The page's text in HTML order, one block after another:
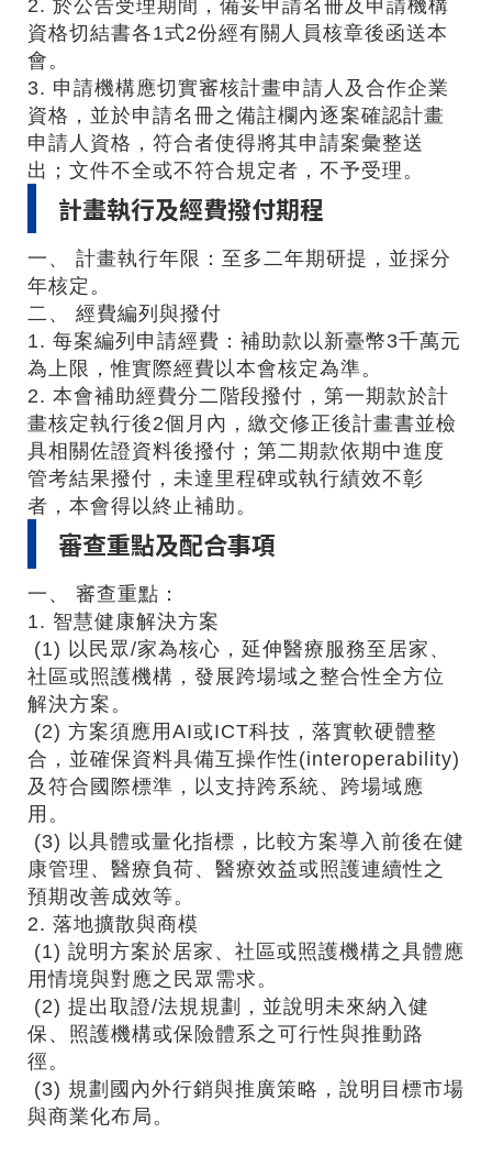
2. 於公告受理期間，備妥申請名冊及申請機構
資格切結書各1式2份經有關人員核章後函送本
會。
3. 申請機構應切實審核計畫申請人及合作企業
資格，並於申請名冊之備註欄內逐案確認計畫
申請人資格，符合者使得將其申請案彙整送
出；文件不全或不符合規定者，不予受理。
計畫執行及經費撥付期程
一、 計畫執行年限：至多二年期研提，並採分
年核定。
二、 經費編列與撥付
1. 每案編列申請經費：補助款以新臺幣3千萬元
為上限，惟實際經費以本會核定為準。
2. 本會補助經費分二階段撥付，第一期款於計
畫核定執行後2個月內，繳交修正後計畫書並檢
具相關佐證資料後撥付；第二期款依期中進度
管考結果撥付，未達里程碑或執行績效不彰
者，本會得以終止補助。
審查重點及配合事項
一、 審查重點：
1. 智慧健康解決方案
(1) 以民眾/家為核心，延伸醫療服務至居家、
社區或照護機構，發展跨場域之整合性全方位
解決方案。
(2) 方案須應用AI或ICT科技，落實軟硬體整
合，並確保資料具備互操作性(interoperability)
及符合國際標準，以支持跨系統、跨場域應
用。
(3) 以具體或量化指標，比較方案導入前後在健
康管理、醫療負荷、醫療效益或照護連續性之
預期改善成效等。
2. 落地擴散與商模
(1) 說明方案於居家、社區或照護機構之具體應
用情境與對應之民眾需求。
(2) 提出取證/法規規劃，並說明未來納入健
保、照護機構或保險體系之可行性與推動路
徑。
(3) 規劃國內外行銷與推廣策略，說明目標市場
與商業化布局。